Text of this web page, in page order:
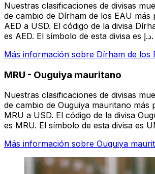
Nuestras clasificaciones de divisas
de cambio de Dírham de los EAU más
AED a USD. El código de la divisa
es AED. El símbolo de esta divisa es د.إ.
Más información sobre Dírham de los
MRU - Ouguiya mauritano
Nuestras clasificaciones de divisas
de cambio de Ouguiya mauritano más
MRU a USD. El código de la divisa
es MRU. El símbolo de esta divisa es
Más información sobre Ouguiya